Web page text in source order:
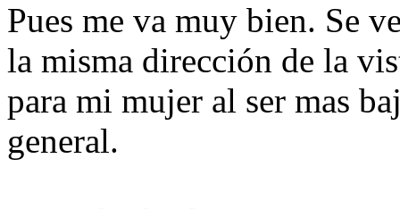
Pues me va muy bien. Se
la misma dirección de la
para mi mujer al ser mas
general.